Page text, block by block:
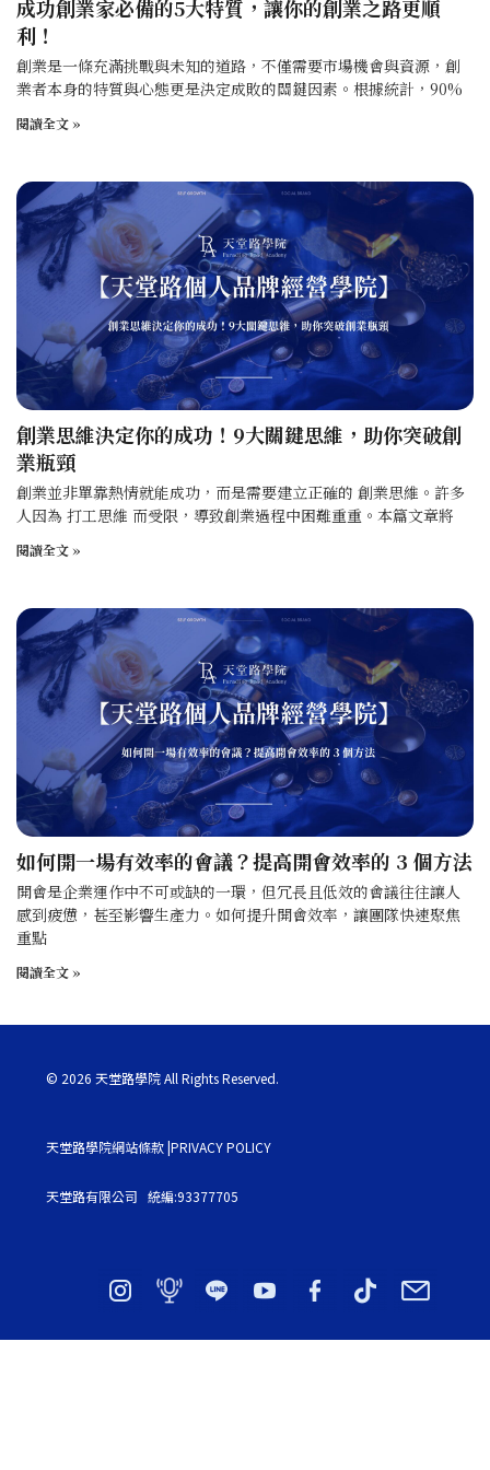
成功創業家必備的5大特質，讓你的創業之路更順
利！
創業是一條充滿挑戰與未知的道路，不僅需要市場機會與資源，創
業者本身的特質與心態更是決定成敗的關鍵因素。根據統計，90%
閱讀全文 »
創業思維決定你的成功！9大關鍵思維，助你突破創
業瓶頸
創業並非單靠熱情就能成功，而是需要建立正確的 創業思維。許多
人因為 打工思維 而受限，導致創業過程中困難重重。本篇文章將
閱讀全文 »
如何開一場有效率的會議？提高開會效率的 3 個方法
開會是企業運作中不可或缺的一環，但冗長且低效的會議往往讓人
感到疲憊，甚至影響生產力。如何提升開會效率，讓團隊快速聚焦
重點
閱讀全文 »
© 2026 天堂路學院 All Rights Reserved.
天堂路學院網站條款 |PRIVACY POLICY
天堂路有限公司 統編:93377705